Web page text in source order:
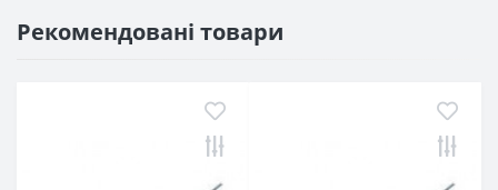
Рекомендовані товари